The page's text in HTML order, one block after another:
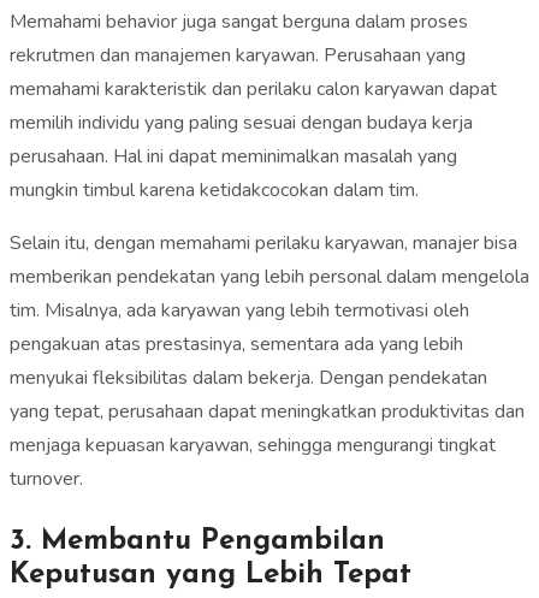
Memahami behavior juga sangat berguna dalam proses
rekrutmen dan manajemen karyawan. Perusahaan yang
memahami karakteristik dan perilaku calon karyawan dapat
memilih individu yang paling sesuai dengan budaya kerja
perusahaan. Hal ini dapat meminimalkan masalah yang
mungkin timbul karena ketidakcocokan dalam tim.
Selain itu, dengan memahami perilaku karyawan, manajer bisa
memberikan pendekatan yang lebih personal dalam mengelola
tim. Misalnya, ada karyawan yang lebih termotivasi oleh
pengakuan atas prestasinya, sementara ada yang lebih
menyukai fleksibilitas dalam bekerja. Dengan pendekatan
yang tepat, perusahaan dapat meningkatkan produktivitas dan
menjaga kepuasan karyawan, sehingga mengurangi tingkat
turnover.
3. Membantu Pengambilan
Keputusan yang Lebih Tepat